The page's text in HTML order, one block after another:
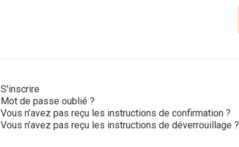
S'inscrire
Mot de passe oublié ?
Vous n’avez pas reçu les instructions de confirmation ?
Vous n’avez pas reçu les instructions de déverrouillage ?